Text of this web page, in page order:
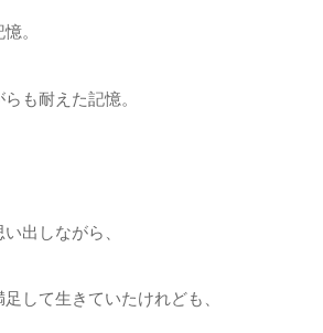
。
も耐えた記憶。
出しながら、
して生きていたけれども、